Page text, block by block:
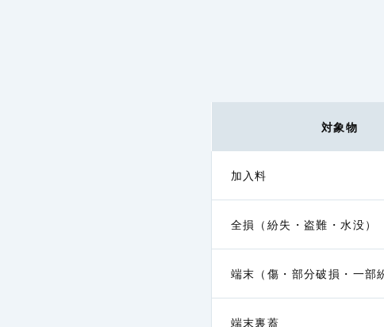
⑧
航空機寄託手荷物遅
目
対象物
加入料
全損 （紛失・盗難・水没）
端末 （傷・部分破損・一部
端末裏蓋